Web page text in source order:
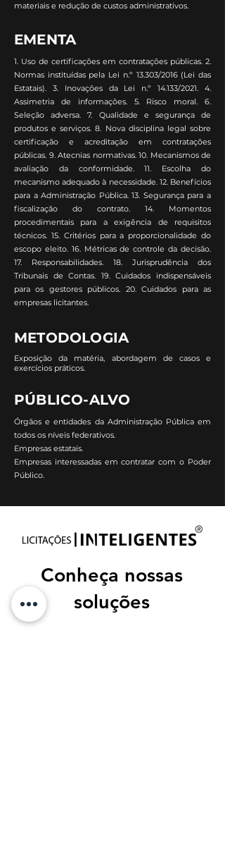
materiais e redução de custos administrativos.
EMENTA
1. Uso de certificações em contratações públicas. 2.
Normas instituídas pela Lei n.º 13.303/2016 (Lei das
Estatais). 3. Inovações da Lei n.º 14.133/2021. 4.
Assimetria de informações. 5. Risco moral. 6.
Seleção adversa. 7. Qualidade e segurança de
produtos e serviços. 8. Nova disciplina legal sobre
certificação e acreditação em contratações
públicas. 9. Atecnias normativas. 10. Mecanismos de
avaliação da conformidade. 11. Escolha do
mecanismo adequado à necessidade. 12. Benefícios
para a Administração Pública. 13. Segurança para a
fiscalização do contrato. 14. Momentos
procedimentais para a exigência de requisitos
técnicos. 15. Critérios para a proporcionalidade do
escopo eleito. 16. Métricas de controle da decisão.
17. Responsabilidades. 18. Jurisprudência dos
Tribunais de Contas. 19. Cuidados indispensáveis
para os gestores públicos. 20. Cuidados para as
empresas licitantes.
METODOLOGIA
Exposição da matéria, abordagem de casos e
exercícios práticos.
PÚBLICO-ALVO
Órgãos e entidades da Administração Pública em
todos os níveis federativos.
Empresas estatais.
Empresas interessadas em contratar com o Poder
Público.
Conheça nossas
soluções